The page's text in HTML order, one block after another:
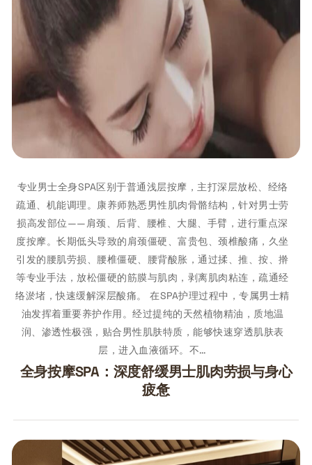
专业男士全身SPA区别于普通浅层按摩，主打深层放松、经络
疏通、机能调理。康养师熟悉男性肌肉骨骼结构，针对男士劳
损高发部位——肩颈、后背、腰椎、大腿、手臂，进行重点深
度按摩。长期低头导致的肩颈僵硬、富贵包、颈椎酸痛，久坐
引发的腰肌劳损、腰椎僵硬、腰背酸胀，通过揉、推、按、擀
等专业手法，放松僵硬的筋膜与肌肉，剥离肌肉粘连，疏通经
络淤堵，快速缓解深层酸痛。 在SPA护理过程中，专属男士精
油发挥着重要养护作用。经过提纯的天然植物精油，质地温
润、渗透性极强，贴合男性肌肤特质，能够快速穿透肌肤表
层，进入血液循环。不…
全身按摩SPA：深度舒缓男士肌肉劳损与身心
疲惫